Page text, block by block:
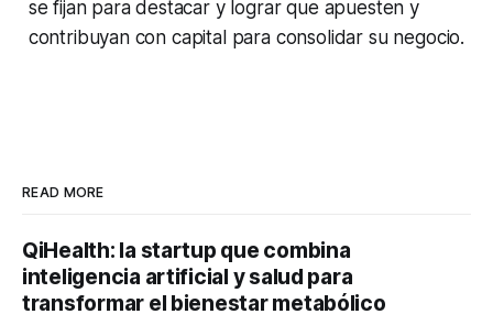
se fijan para destacar y lograr que apuesten y
contribuyan con capital para consolidar su negocio.
READ MORE
QiHealth: la startup que combina
inteligencia artificial y salud para
transformar el bienestar metabólico